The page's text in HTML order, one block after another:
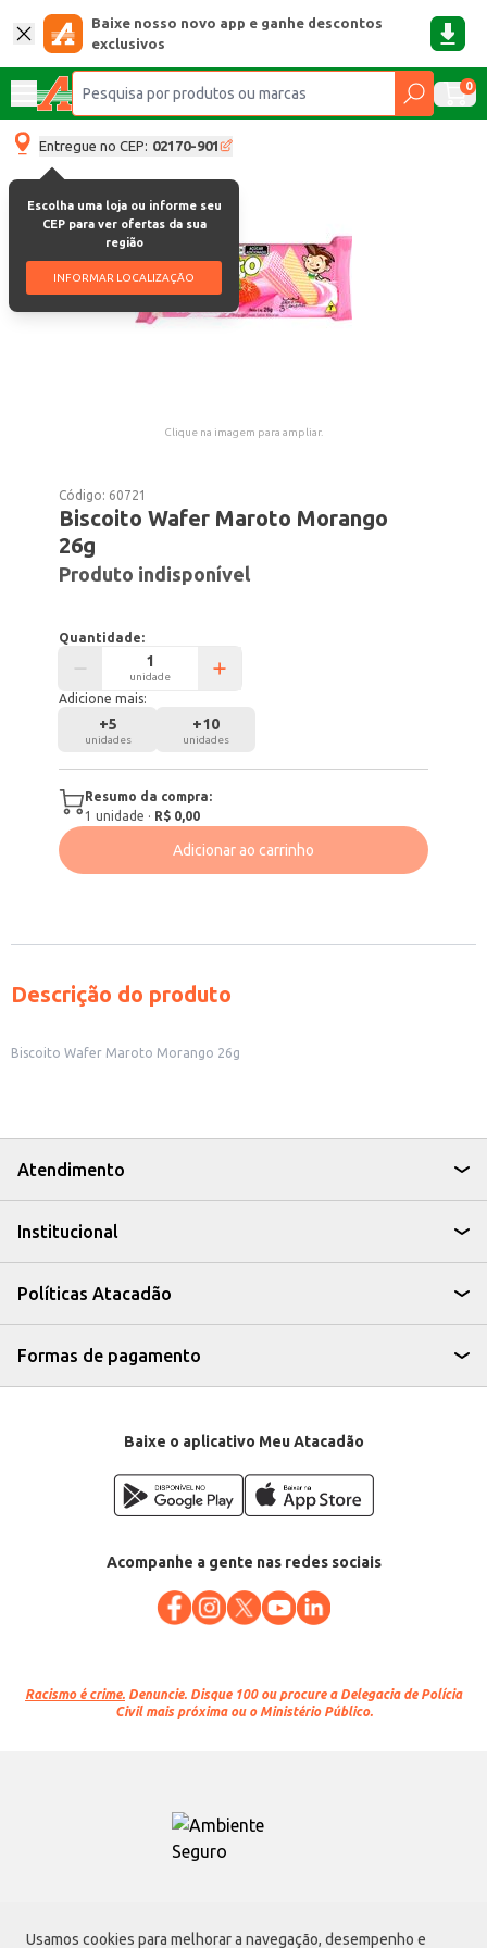
Usamos cookies para melhorar a navegação, desempenho e
Baixe nosso novo app e ganhe descontos
exclusivos
0
Entregue no CEP: 02170-901
Escolha uma loja ou informe seu
CEP para ver ofertas da sua
região
INFORMAR LOCALIZAÇÃO
Clique na imagem para ampliar.
Código: 60721
Biscoito Wafer Maroto Morango
26g
Produto indisponível
Quantidade:
unidade
Adicione mais:
+5
unidades
+10
unidades
Resumo da compra:
1 unidade · R$ 0,00
Adicionar ao carrinho
Descrição do produto
Biscoito Wafer Maroto Morango 26g
Atendimento
Institucional
Políticas Atacadão
Formas de pagamento
Baixe o aplicativo Meu Atacadão
Acompanhe a gente nas redes sociais
Racismo é crime. Denuncie. Disque 100 ou procure a Delegacia de Polícia
Civil mais próxima ou o Ministério Público.
Atacadão S.A.